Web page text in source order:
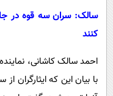
سالک: سران سه قوه در
کنند
احمد سالک کاشانی،
با بیان این که ایثارگران